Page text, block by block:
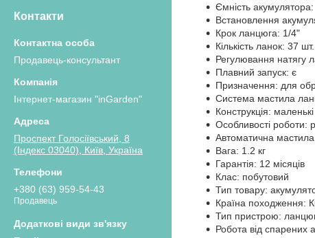
Контакти
Продавець-консультант
Інтернет-магазин "inGarden"
Проспект Голосіївський, 8
(Індекс 03040), Київ, Україна
+380 (63) 959-54-43
Продавець
Ємність
Встановлення
Крок ланцюга: 1/4"
Кількість ланок: 37 шт.
Регулювання натягу
Плавний запуск: є
Призначення: для
Система мастила
Конструкція: маленькі
Особливості роботи:
Автоматична
Вага: 1.2 кг
Гарантія: 12 місяців
Клас: побутовий
Тип товару:
Країна походження:
Тип пристрою:
Робота від спарених